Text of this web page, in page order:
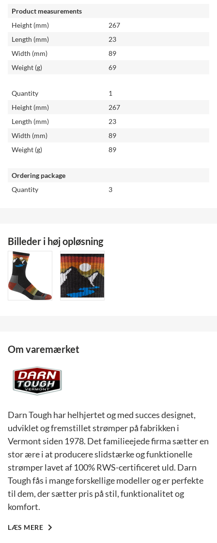
Product measurements
Height (mm)
267
Length (mm)
23
Width (mm)
89
Weight (g)
69
Quantity
1
Height (mm)
267
Length (mm)
23
Width (mm)
89
Weight (g)
89
Ordering package
Quantity
3
Billeder i høj opløsning
Om varemærket
Darn Tough har helhjertet og med succes designet,
udviklet og fremstillet strømper på fabrikken i
Vermont siden 1978. Det familieejede firma sætter en
stor ære i at producere slidstærke og funktionelle
strømper lavet af 100% RWS-certificeret uld. Darn
Tough fås i mange forskellige modeller og er perfekte
til dem, der sætter pris på stil, funktionalitet og
komfort.
LÆS MERE